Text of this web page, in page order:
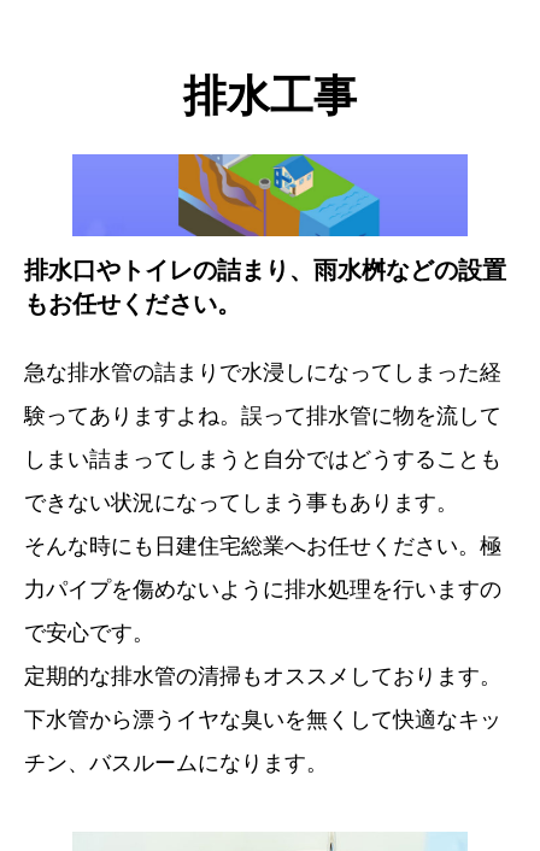
排水工事
排水口やトイレの詰まり、雨水桝などの設置
もお任せください。
急な排水管の詰まりで水浸しになってしまった経
験ってありますよね。誤って排水管に物を流して
しまい詰まってしまうと自分ではどうすることも
できない状況になってしまう事もあります。
そんな時にも日建住宅総業へお任せください。極
力パイプを傷めないように排水処理を行いますの
で安心です。
定期的な排水管の清掃もオススメしております。
下水管から漂うイヤな臭いを無くして快適なキッ
チン、バスルームになります。